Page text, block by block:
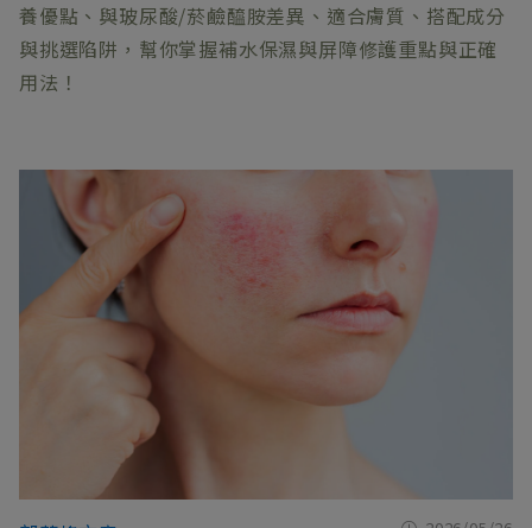
養優點、與玻尿酸/菸鹼醯胺差異、適合膚質、搭配成分
與挑選陷阱，幫你掌握補水保濕與屏障修護重點與正確
用法！